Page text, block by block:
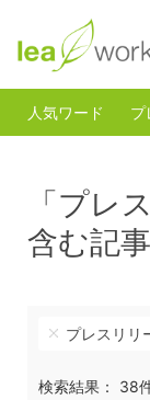
人気ワード プ
「プレ
含む記事
プレスリリ
検索結果： 38